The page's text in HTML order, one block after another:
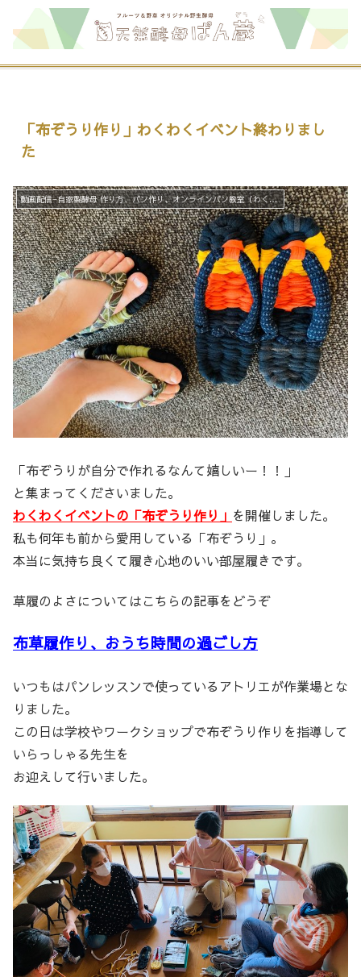
「布ぞうり作り」わくわくイベント終わりまし
た
動画配信−自家製酵母 作り方、パン作り、オンラインパン教室（わくわくプロジェクト）
「布ぞうりが自分で作れるなんて嬉しいー！！」
と集まってくださいました。
わくわくイベントの「布ぞうり作り」 を開催しました。
私も何年も前から愛用している「布ぞうり」。
本当に気持ち良くて履き心地のいい部屋履きです。
草履のよさについてはこちらの記事をどうぞ
布草履作り、おうち時間の過ごし方
いつもはパンレッスンで使っているアトリエが作業場とな
りました。
この日は学校やワークショップで布ぞうり作りを指導して
いらっしゃる先生を
お迎えして行いました。